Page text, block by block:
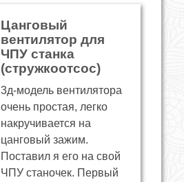
Цанговый
вентилятор для
ЧПУ станка
(стружкоотсос)
3д-модель вентилятора
очень простая, легко
накручивается на
цанговый зажим.
Поставил я его на свой
ЧПУ станочек. Первый